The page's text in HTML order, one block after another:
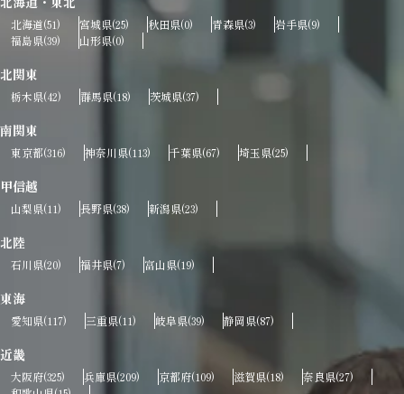
北海道(51) 宮城県(25) 秋田県(0) 青森県(3) 岩手県(9)
福島県(39) 山形県(0)
北関東
栃木県(42) 群馬県(18) 茨城県(37)
南関東
東京都(316) 神奈川県(113) 千葉県(67) 埼玉県(25)
甲信越
山梨県(11) 長野県(38) 新潟県(23)
北陸
石川県(20) 福井県(7) 富山県(19)
東海
愛知県(117) 三重県(11) 岐阜県(39) 静岡県(87)
近畿
大阪府(325) 兵庫県(209) 京都府(109) 滋賀県(18) 奈良県(27)